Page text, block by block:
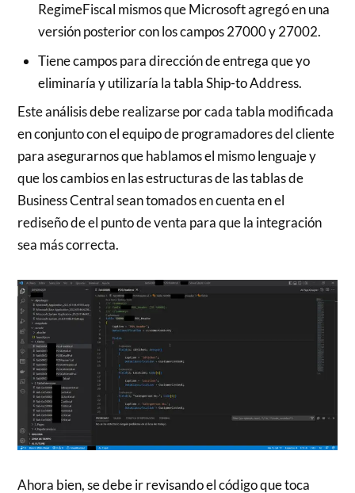
RegimeFiscal mismos que Microsoft agregó en una
versión posterior con los campos 27000 y 27002.
Tiene campos para dirección de entrega que yo
eliminaría y utilizaría la tabla Ship-to Address.
Este análisis debe realizarse por cada tabla modificada
en conjunto con el equipo de programadores del cliente
para asegurarnos que hablamos el mismo lenguaje y
que los cambios en las estructuras de las tablas de
Business Central sean tomados en cuenta en el
rediseño de el punto de venta para que la integración
sea más correcta.
Ahora bien, se debe ir revisando el código que toca